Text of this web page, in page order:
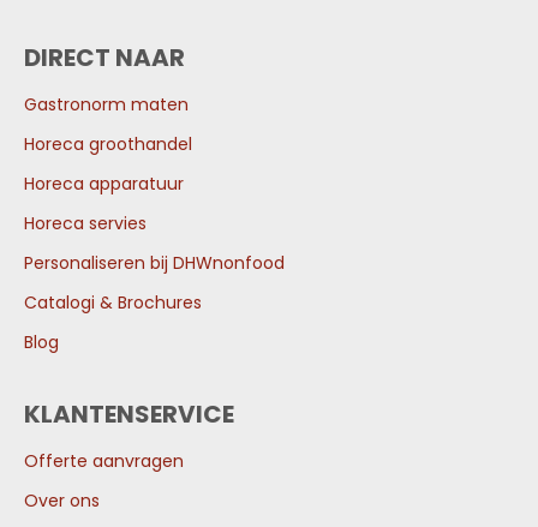
DIRECT NAAR
Gastronorm maten
Horeca groothandel
Horeca apparatuur
Horeca servies
Personaliseren bij DHWnonfood
Catalogi & Brochures
Blog
KLANTENSERVICE
Offerte aanvragen
Over ons